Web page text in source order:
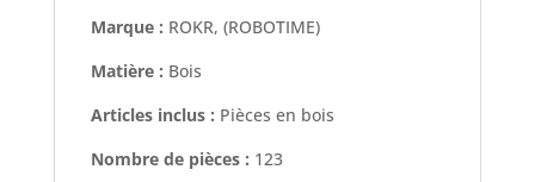
Marque : ROKR, (ROBOTIME)
Matière : Bois
Articles inclus : Pièces en bois
Nombre de pièces : 123